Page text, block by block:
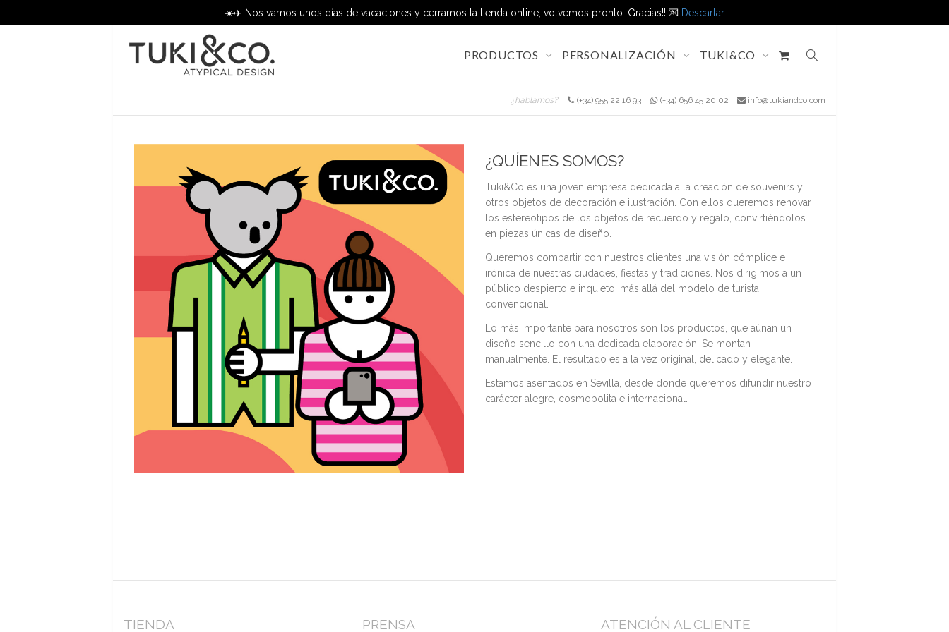
PRODUCTOS PERSONALIZACIÓN TUKI&CO
¿hablamos? (+34) 955 22 16 93 (+34) 656 45 20 02 info@tukiandco.com
¿QUÍENES SOMOS?
Tuki&Co es una joven empresa dedicada a la creación de souvenirs y
otros objetos de decoración e ilustración. Con ellos queremos renovar
los estereotipos de los objetos de recuerdo y regalo, convirtiéndolos
en piezas únicas de diseño.
Queremos compartir con nuestros clientes una visión cómplice e
irónica de nuestras ciudades, fiestas y tradiciones. Nos dirigimos a un
público despierto e inquieto, más allá del modelo de turista
convencional.
Lo más importante para nosotros son los productos, que aúnan un
diseño sencillo con una dedicada elaboración. Se montan
manualmente. El resultado es a la vez original, delicado y elegante.
Estamos asentados en Sevilla, desde donde queremos difundir nuestro
carácter alegre, cosmopolita e internacional.
TIENDA PRENSA ATENCIÓN AL CLIENTE
☀️✈️ Nos vamos unos días de vacaciones y cerramos la tienda online, volvemos pronto. Gracias!! 💌 Descartar